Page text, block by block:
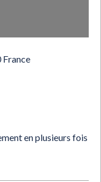
France
en plusieurs fois